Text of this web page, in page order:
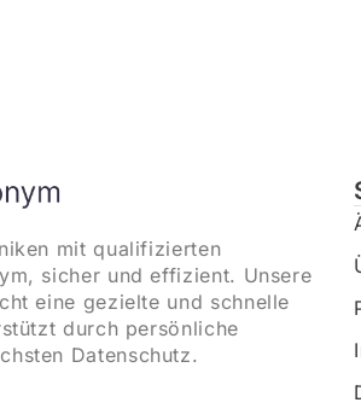
mit qualifizierten
sicher und effizient. Unsere
eine gezielte und schnelle
durch persönliche
Datenschutz.